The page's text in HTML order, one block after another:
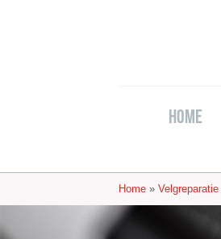
Home
Home »Velgreparatie